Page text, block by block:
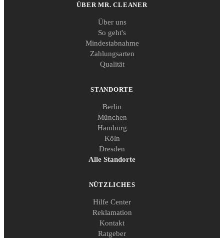
ÜBER MR. CLEANER
Über uns
So geht's
Mindestabnahme
Zahlungsarten
Qualität
STANDORTE
Berlin
München
Hamburg
Köln
Dresden
Alle Standorte
NÜTZLICHES
Hilfe Center
Reklamation
Kontakt
Ratgeber